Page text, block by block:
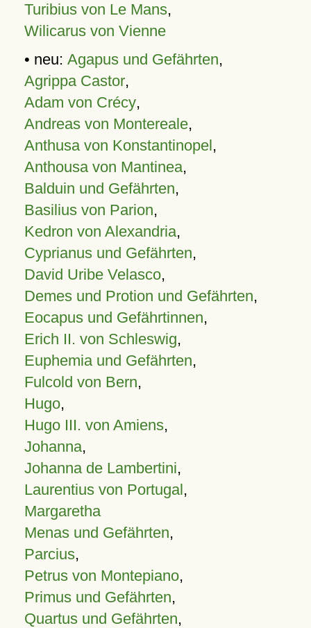
Turibius von Le Mans,
Wilicarus von Vienne
• neu: Agapus und Gefährten,
Agrippa Castor,
Adam von Crécy,
Andreas von Montereale,
Anthusa von Konstantinopel,
Anthousa von Mantinea,
Balduin und Gefährten,
Basilius von Parion,
Kedron von Alexandria,
Cyprianus und Gefährten,
David Uribe Velasco,
Demes und Protion und Gefährten,
Eocapus und Gefährtinnen,
Erich II. von Schleswig,
Euphemia und Gefährten,
Fulcold von Bern,
Hugo,
Hugo III. von Amiens,
Johanna,
Johanna de Lambertini,
Laurentius von Portugal,
Margaretha
Menas und Gefährten,
Parcius,
Petrus von Montepiano,
Primus und Gefährten,
Quartus und Gefährten,